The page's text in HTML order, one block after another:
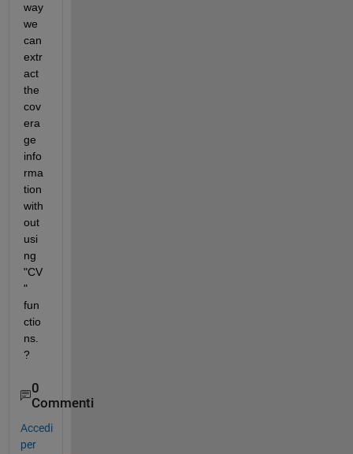
way
we
can
extr
act
the
cov
era
ge
info
rma
tion
with
out
usi
ng
"CV
"
fun
ctio
ns.
?
0
Commenti
Accedi
per